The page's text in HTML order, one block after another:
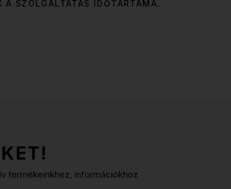
SZOLGÁLTATÁS IDŐTARTAMA.
termékeinkhez, információkhoz